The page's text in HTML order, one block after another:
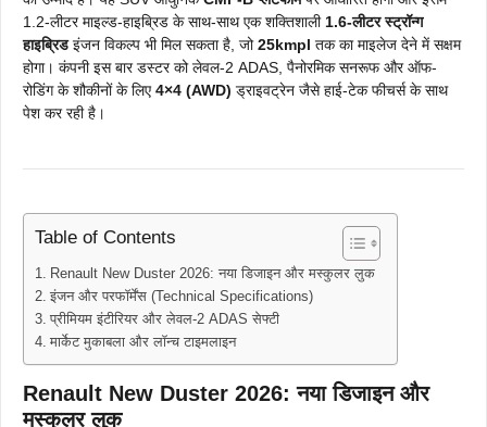
1.2-लीटर माइल्ड-हाइब्रिड के साथ-साथ एक शक्तिशाली1.6-लीटर स्ट्रॉन्ग
हाइब्रिडइंजन विकल्प भी मिल सकता है, जो25kmpl तक का माइलेज देने में सक्षम
होगा। कंपनी इस बार डस्टर को लेवल-2 ADAS, पैनोरमिक सनरूफ और ऑफ-
रोडिंग के शौकीनों के लिए4×4 (AWD) ड्राइवट्रेन जैसे हाई-टेक फीचर्स के साथ
पेश कर रही है।
Table of Contents
Renault New Duster 2026: नया डिजाइन और मस्कुलर लुक
इंजन और परफॉर्मेंस (Technical Specifications)
प्रीमियम इंटीरियर और लेवल-2 ADAS सेफ्टी
मार्केट मुकाबला और लॉन्च टाइमलाइन
Renault New Duster 2026: नया डिजाइन और
मस्कुलर लुक